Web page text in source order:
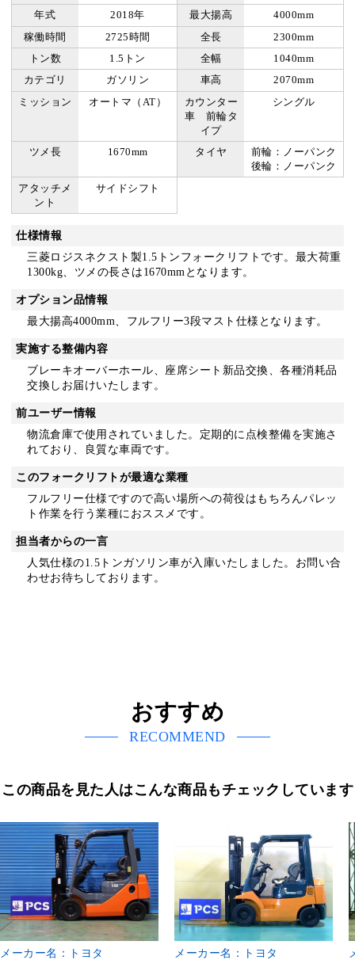
年式 2018年 最大揚高
4000mm
稼働時間
2725時間 全長
2300mm
トン数
1.5トン 全幅
1040mm
カテゴリ
ガソリン 車高
2070mm
ミッション
オートマ（AT）
カウンター
車 前輪タ
イプ
シングル
ツメ長 1670mm タイヤ
前輪：ノーパンク
後輪：ノーパンク
アタッチメ
ント
サイドシフト
仕様情報
三菱ロジスネクスト製1.5トンフォークリフトです。最大荷重
1300kg、ツメの長さは1670mmとなります。
オプション品情報
最大揚高4000mm、フルフリー3段マスト仕様となります。
実施する整備内容
ブレーキオーバーホール、座席シート新品交換、各種消耗品
交換しお届けいたします。
前ユーザー情報
物流倉庫で使用されていました。定期的に点検整備を実施さ
れており、良質な車両です。
このフォークリフトが最適な業種
フルフリー仕様ですので高い場所への荷役はもちろんパレッ
ト作業を行う業種におススメです。
担当者からの一言
人気仕様の1.5トンガソリン車が入庫いたしました。お問い合
わせお待ちしております。
おすすめ
RECOMMEND
この商品を見た人はこんな商品もチェックしています
メーカー名：トヨタ
メーカー名：トヨタ